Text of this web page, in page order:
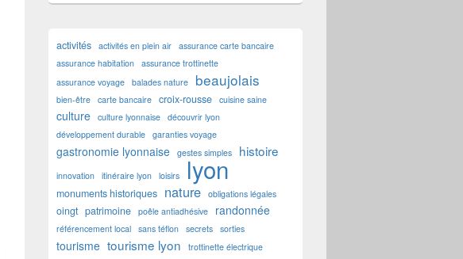
activités activités en plein air assurance carte bancaire
assurance habitation assurance trottinette
assurance voyage balades nature beaujolais
bien-être carte bancaire croix-rousse cuisine saine
culture culture lyonnaise découvrir lyon
développement durable garanties voyage
gastronomie lyonnaise gestes simples histoire
innovation itinéraire lyon loisirs lyon
monuments historiques nature obligations légales
oingt patrimoine poêle antiadhésive randonnée
référencement local sans téflon secrets sorties
tourisme tourisme lyon
trottinette électrique